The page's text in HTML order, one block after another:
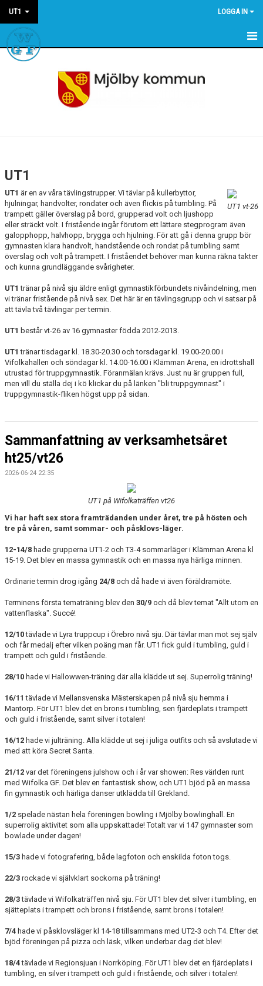
UT1 LOGGA IN
HEM
UT1
UT1 vt-26
UT1 är en av våra tävlingstrupper. Vi tävlar på kullerbyttor,
hjulningar, handvolter, rondater och även flickis på tumbling. På
trampett gäller överslag på bord, grupperad volt och ljushopp
eller sträckt volt. I fristående ingår förutom ett lättare stegprogram även
galopphopp, halvhopp, brygga och hjulning. För att gå i denna grupp bör
gymnasten klara handvolt, handstående och rondat på tumbling samt
överslag och volt på trampett. I friståendet behöver man kunna räkna takter
och kunna grundläggande svårigheter.
UT1 tränar på nivå sju äldre enligt gymnastikförbundets nivåindelning, men
vi tränar fristående på nivå sex. Det här är en tävlingsgrupp och vi satsar på
att tävla två tävlingar per termin.
UT1 består vt-26 av 16 gymnaster födda 2012-2013.
UT1tränar tisdagar kl. 18.30-20.30 och torsdagar kl. 19.00-20.00 i
Vifolkahallen och söndagar kl. 14.00-16.00 i Klämman Arena, en idrottshall
utrustad för truppgymnastik. Föranmälan krävs. Just nu är gruppen full,
men vill du ställa dej i kö klickar du på länken "bli truppgymnast" i
truppgymnastik-fliken högst upp på sidan.
Sammanfattning av verksamhetsåret
ht25/vt26
2026-06-24 22:35
UT1 på Wifolkaträffen vt26
Vi har haft sex stora framträdanden under året, tre på hösten och
tre på våren, samt sommar- och påsklovs-läger.
12-14/8 hade grupperna UT1-2 och T3-4 sommarläger i Klämman Arena kl
15-19. Det blev en massa gymnastik och en massa nya härliga minnen.
Ordinarie termin drog igång 24/8 och då hade vi även föräldramöte.
Terminens första tematräning blev den 30/9 och då blev temat "Allt utom en
vattenflaska". Succé!
12/10tävlade vi Lyra truppcup i Örebro nivå sju. Där tävlar man mot sej själv
och får medalj efter vilken poäng man får. UT1 fick guld i tumbling, guld i
trampett och guld i fristående.
28/10 hade vi Hallowwen-träning där alla klädde ut sej. Superrolig träning!
16/11 tävlade vi Mellansvenska Mästerskapen på nivå sju hemma i
Mantorp. För UT1 blev det en brons i tumbling, sen fjärdeplats i trampett
och guld i fristående, samt silver i totalen!
16/12 hade vi julträning. Alla klädde ut sej i juliga outfits och så avslutade vi
med att köra Secret Santa.
21/12 var det föreningens julshow och i år var showen: Res världen runt
med Wifolka GF. Det blev en fantastisk show, och UT1 bjöd på en massa
fin gymnastik och härliga danser utklädda till Grekland.
1/2 spelade nästan hela föreningen bowling i Mjölby bowlinghall. En
superrolig aktivitet som alla uppskattade! Totalt var vi 147 gymnaster som
bowlade under dagen!
15/3 hade vi fotografering, både lagfoton och enskilda foton togs.
22/3 rockade vi självklart sockorna på träning!
28/3tävlade vi Wifolkaträffen nivå sju. För UT1 blev det silver i tumbling, en
sjätteplats i trampett och brons i fristående, samt brons i totalen!
7/4 hade vi påsklovsläger kl 14-18 tillsammans med UT2-3 och T4. Efter det
bjöd föreningen på pizza och läsk, vilken underbar dag det blev!
18/4tävlade vi Regionsjuan i Norrköping. För UT1 blev det en fjärdeplats i
tumbling, en silver i trampett och guld i fristående, och silver i totalen!